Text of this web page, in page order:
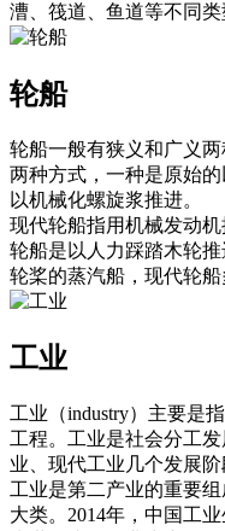
漕、筏道、鱼道等不同类
轮船
轮船一般有狭义和广义
两种方式，一种是原始
以机械化螺旋浆推进。
现代轮船指用机械发动
轮船是以人力踩踏木轮
轮桨的蒸汽船，现代轮船
工业
工业（industry）主要是
工程。工业是社会分工
业、现代工业几个发展阶
工业是第二产业的重要
大类。2014年，中国工